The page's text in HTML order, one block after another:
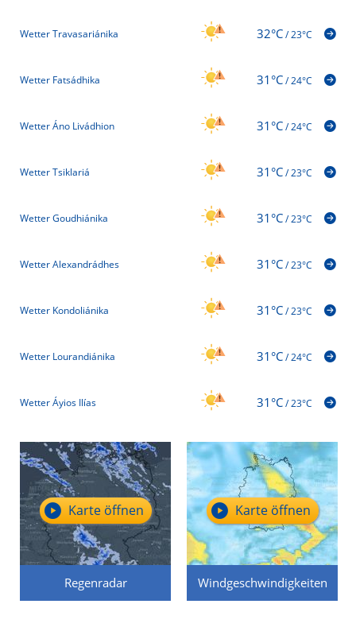
Wetter Travasariánika 32°C/23°C
Wetter Fatsádhika 31°C/24°C
Wetter Áno Livádhion 31°C/24°C
Wetter Tsiklariá 31°C/23°C
Wetter Goudhiánika 31°C/23°C
Wetter Alexandrádhes 31°C/23°C
Wetter Kondoliánika 31°C/23°C
Wetter Lourandiánika 31°C/24°C
Wetter Áyios Ilías 31°C/23°C
Regenradar
Karte öffnen
Windgeschwindigkeiten
Karte öffnen